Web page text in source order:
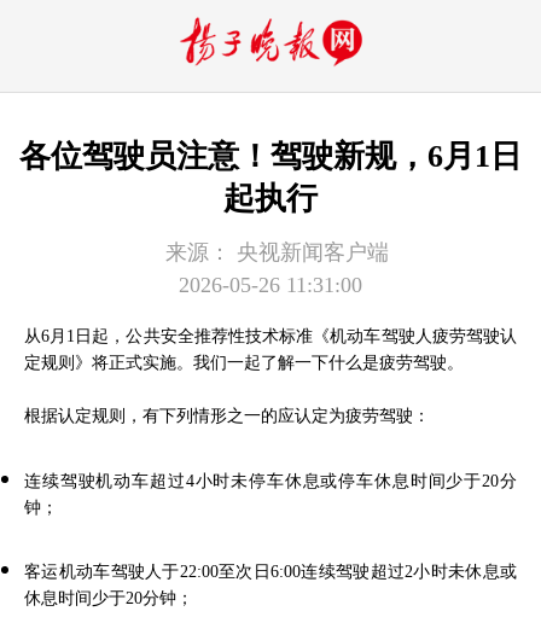
各位驾驶员注意！驾驶新规，6月1日
起执行
来源：
央视新闻客户端
2026-05-26 11:31:00
从6月1日起，公共安全推荐性技术标准《机动车驾驶人疲劳驾驶认
定规则》将正式实施。我们一起了解一下什么是疲劳驾驶。
根据认定规则，有下列情形之一的应认定为疲劳驾驶：
连续驾驶机动车超过4小时未停车休息或停车休息时间少于20分
钟；
客运机动车驾驶人于22:00至次日6:00连续驾驶超过2小时未休息或
休息时间少于20分钟；